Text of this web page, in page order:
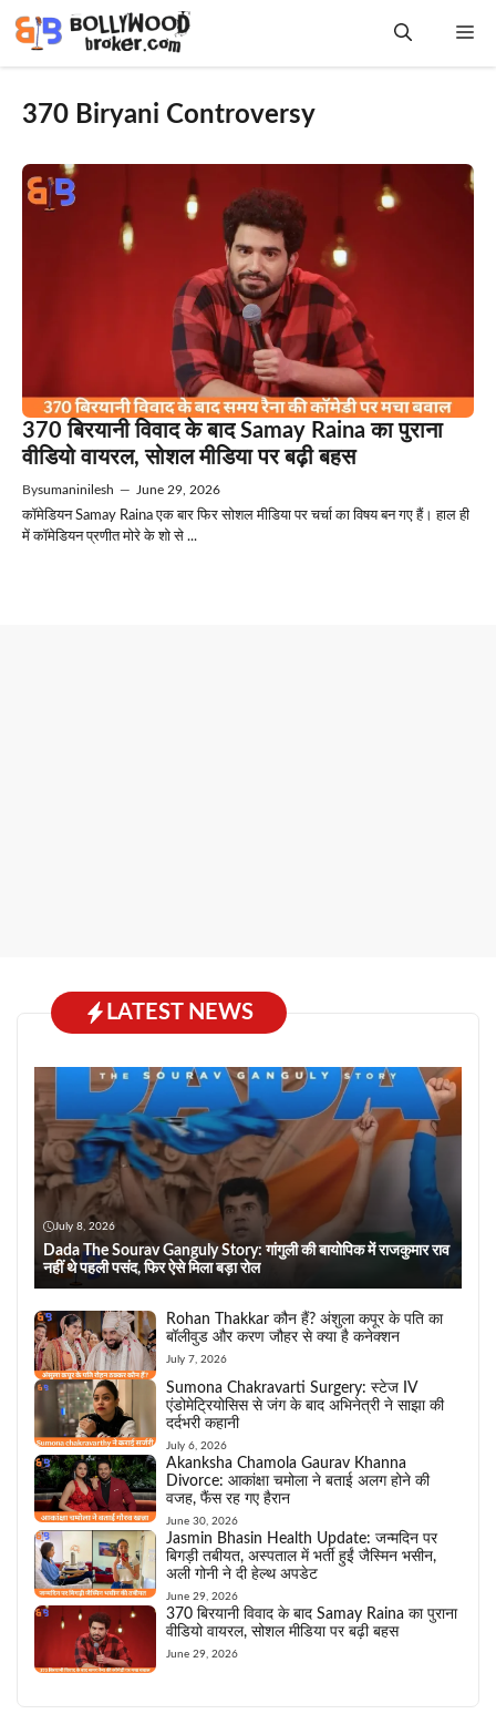
370 Biryani Controversy
370 बिरयानी विवाद के बाद Samay Raina का पुराना
वीडियो वायरल, सोशल मीडिया पर बढ़ी बहस
Bysumaninilesh — June 29, 2026
कॉमेडियन Samay Raina एक बार फिर सोशल मीडिया पर चर्चा का विषय बन गए हैं। हाल ही
में कॉमेडियन प्रणीत मोरे के शो से ...
LATEST NEWS
July 8, 2026
Dada The Sourav Ganguly Story: गांगुली की बायोपिक में राजकुमार राव
नहीं थे पहली पसंद, फिर ऐसे मिला बड़ा रोल
Rohan Thakkar कौन हैं? अंशुला कपूर के पति का
बॉलीवुड और करण जौहर से क्या है कनेक्शन
July 7, 2026
Sumona Chakravarti Surgery: स्टेज IV
एंडोमेट्रियोसिस से जंग के बाद अभिनेत्री ने साझा की
दर्दभरी कहानी
July 6, 2026
Akanksha Chamola Gaurav Khanna
Divorce: आकांक्षा चमोला ने बताई अलग होने की
वजह, फैंस रह गए हैरान
June 30, 2026
Jasmin Bhasin Health Update: जन्मदिन पर
बिगड़ी तबीयत, अस्पताल में भर्ती हुईं जैस्मिन भसीन,
अली गोनी ने दी हेल्थ अपडेट
June 29, 2026
370 बिरयानी विवाद के बाद Samay Raina का पुराना
वीडियो वायरल, सोशल मीडिया पर बढ़ी बहस
June 29, 2026